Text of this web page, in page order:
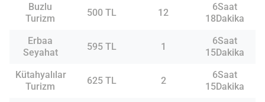
Buzlu
Turizm
500 TL 12
6Saat
18Dakika
Erbaa
Seyahat
595 TL 1
6Saat
15Dakika
Kütahyalılar
Turizm
625 TL 2
6Saat
15Dakika